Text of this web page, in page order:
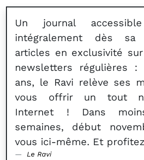
Un journal
intégralement dès
articles en exclusivité
newsletters régulières :
ans, le Ravi relève ses
vous offrir un tout
Internet ! Dans
semaines, début
vous ici-même. Et
Le Ravi